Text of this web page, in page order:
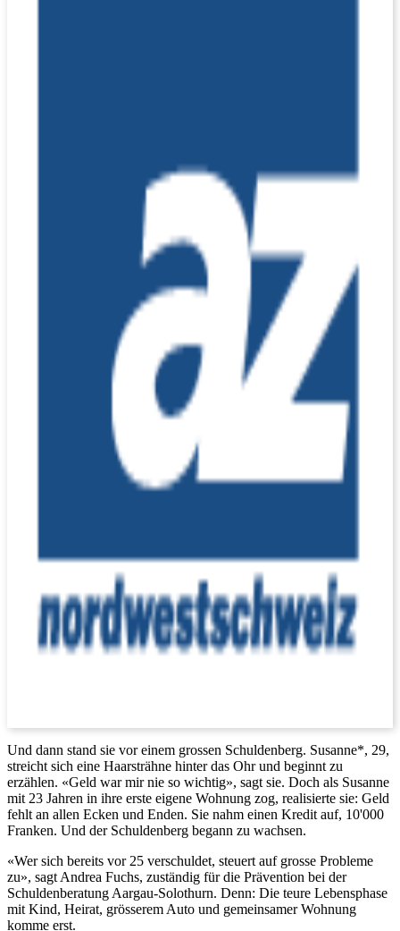
Und dann stand sie vor einem grossen Schuldenberg. Susanne*, 29,
streicht sich eine Haarsträhne hinter das Ohr und beginnt zu
erzählen. «Geld war mir nie so wichtig», sagt sie. Doch als Susanne
mit 23 Jahren in ihre erste eigene Wohnung zog, realisierte sie: Geld
fehlt an allen Ecken und Enden. Sie nahm einen Kredit auf, 10'000
Franken. Und der Schuldenberg begann zu wachsen.
«Wer sich bereits vor 25 verschuldet, steuert auf grosse Probleme
zu», sagt Andrea Fuchs, zuständig für die Prävention bei der
Schuldenberatung Aargau-Solothurn. Denn: Die teure Lebensphase
mit Kind, Heirat, grösserem Auto und gemeinsamer Wohnung
komme erst.